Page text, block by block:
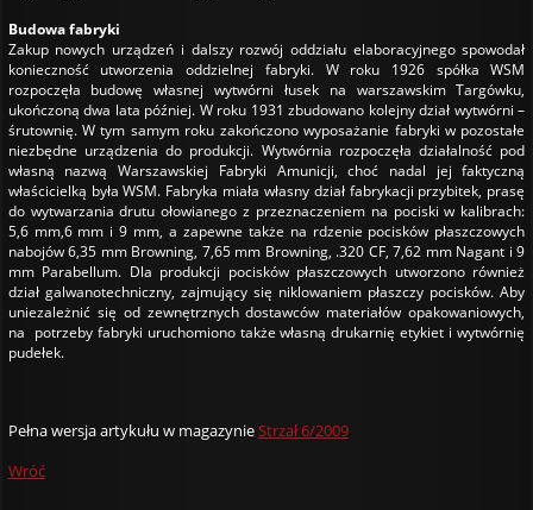
Budowa fabryki
Zakup nowych urządzeń i dalszy rozwój oddziału elaboracyjnego spowodał
konieczność utworzenia oddzielnej fabryki. W roku 1926 spółka WSM
rozpoczęła budowę własnej wytwórni łusek na warszawskim Targówku,
ukończoną dwa lata później. W roku 1931 zbudowano kolejny dział wytwórni –
śrutownię. W tym samym roku zakończono wyposażanie fabryki w pozostałe
niezbędne urządzenia do produkcji. Wytwórnia rozpoczęła działalność pod
własną nazwą Warszawskiej Fabryki Amunicji, choć nadal jej faktyczną
właścicielką była WSM. Fabryka miała własny dział fabrykacji przybitek, prasę
do wytwarzania drutu ołowianego z przeznaczeniem na pociski w kalibrach:
5,6 mm,6 mm i 9 mm, a zapewne także na rdzenie pocisków płaszczowych
nabojów 6,35 mm Browning, 7,65 mm Browning, .320 CF, 7,62 mm Nagant i 9
mm Parabellum. Dla produkcji pocisków płaszczowych utworzono również
dział galwanotechniczny, zajmujący się niklowaniem płaszczy pocisków. Aby
uniezależnić się od zewnętrznych dostawców materiałów opakowaniowych,
na potrzeby fabryki uruchomiono także własną drukarnię etykiet i wytwórnię
pudełek.
Pełna wersja artykułu w magazynieStrzał 6/2009
Wróć